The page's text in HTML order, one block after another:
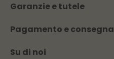
Garanzie e tutele
Pagamento e consegna
Su di noi